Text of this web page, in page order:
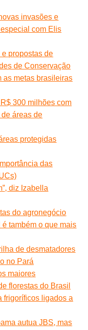
invasões e
com Elis
propostas de
de Conservação
as metas brasileiras
300 milhões com
áreas de
protegidas
das
diz Izabella
do agronegócio
também o que mais
de desmatadores
no Pará
maiores
florestas do Brasil
frigoríficos ligados a
autua JBS, mas